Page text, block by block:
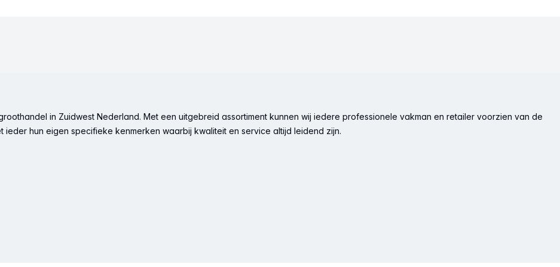
in Zuidwest Nederland. Met een uitgebreid assortiment kunnen wij iedere professionele vakman en retailer voorzien van de
ieder hun eigen specifieke kenmerken waarbij kwaliteit en service altijd leidend zijn.